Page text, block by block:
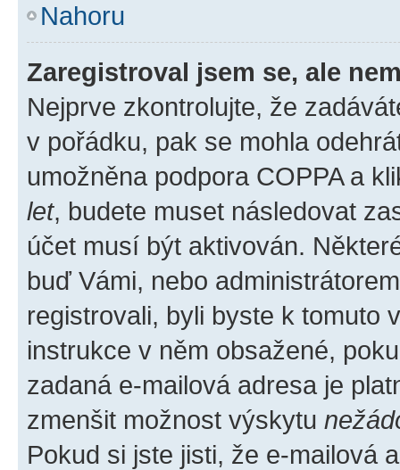
Nahoru
Zaregistroval jsem se, ale
Nejprve zkontrolujte, že
v pořádku, pak se mohla
umožněna podpora COPPA a
let, budete muset následovat
účet musí být aktivován.
buď Vámi, nebo
registrovali, byli byste k tomuto
instrukce v něm obsažené,
zadaná e-mailová adresa je
zmenšit možnost výskytu
Pokud si jste jisti, že e-mailová